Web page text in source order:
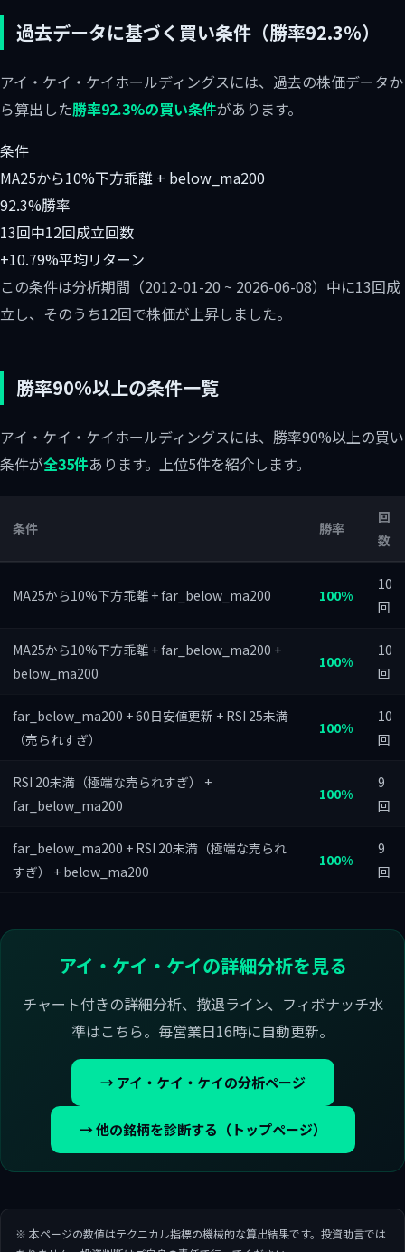
過去データに基づく買い条件（勝率92.3%）
アイ・ケイ・ケイホールディングスには、過去の株価データか
ら算出した勝率92.3%の買い条件があります。
条件
MA25から10%下方乖離 + below_ma200
92.3%勝率
13回中12回成立回数
+10.79%平均リターン
この条件は分析期間（2012-01-20 ~ 2026-06-08）中に13回成
立し、そのうち12回で株価が上昇しました。
勝率90%以上の条件一覧
アイ・ケイ・ケイホールディングスには、勝率90%以上の買い
条件が全35件あります。上位5件を紹介します。
条件 勝率
回
数
MA25から10%下方乖離 + far_below_ma200 100%
10
回
MA25から10%下方乖離 + far_below_ma200 +
below_ma200
100%
10
回
far_below_ma200 + 60日安値更新 + RSI 25未満
（売られすぎ）
100%
10
回
RSI 20未満（極端な売られすぎ） +
far_below_ma200
100%
9
回
far_below_ma200 + RSI 20未満（極端な売られ
すぎ） + below_ma200
100%
9
回
アイ・ケイ・ケイの詳細分析を見る
チャート付きの詳細分析、撤退ライン、フィボナッチ水
準はこちら。毎営業日16時に自動更新。
→ アイ・ケイ・ケイの分析ページ
→ 他の銘柄を診断する（トップページ）
※ 本ページの数値はテクニカル指標の機械的な算出結果です。投資助言では